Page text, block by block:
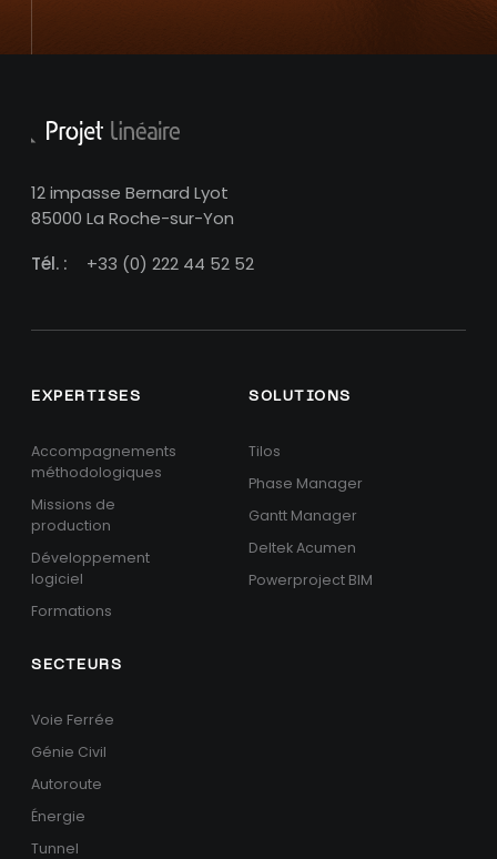
12 impasse Bernard Lyot
85000 La Roche-sur-Yon
Tél. :
+33 (0) 222 44 52 52
EXPERTISES
Accompagnements
méthodologiques
Missions de
production
Développement
logiciel
Formations
SOLUTIONS
Tilos
Phase Manager
Gantt Manager
Deltek Acumen
Powerproject BIM
SECTEURS
Voie Ferrée
Génie Civil
Autoroute
Énergie
Tunnel